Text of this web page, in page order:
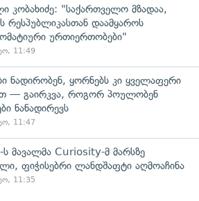
კობახიძე: "საქართველო მზადაა,
რესპუბლიკასთან დაამყაროს
ურთიერთობები"
11:49
ნადირობენ, ყორნებს კი ყველაფერი
— გაირკვა, როგორ პოულობენ
ნანადირევს
11:47
ს მავალმა Curiosity-მ მარსზე
ფიჭისებრი ლანდშაფტი აღმოაჩინა
11:35